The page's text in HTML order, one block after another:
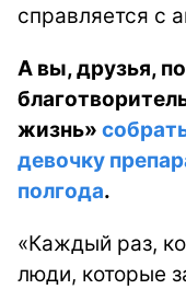
справляется с
А вы, друзья,
жизнь»
девочку
полгода.
«Каждый раз,
люди, которые